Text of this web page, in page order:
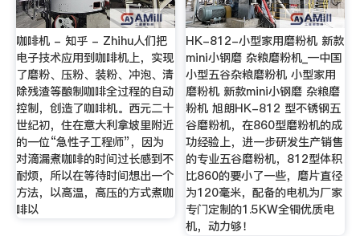
咖啡机 - 知乎 - Zhihu人们把
电子技术应用到咖啡机上，实现
了磨粉、压粉、装粉、冲泡、清
除残渣等酿制咖啡全过程的自动
控制，创造了咖啡机。西元二十
世纪初，住在意大利拿坡里附近
的一位“急性子工程师”，因为
对滴漏煮咖啡的时间过长感到不
耐烦，所以在等待时间想出一个
方法，以高温，高压的方式煮咖
啡以
HK-812-小型家用磨粉机 新款
mini小钢磨 杂粮磨粉机_—中国
小型五谷杂粮磨粉机 小型家用
磨粉机 新款mini小钢磨 杂粮磨
粉机 旭朗HK-812 型不锈钢五
谷磨粉机，在860型磨粉机的成
功经验上，进一步研发生产销售
的专业五谷磨粉机，812型体积
比860的要小了一些，磨片直径
为120毫米，配备的电机为厂家
专门定制的1.5KW全铜优质电
机，动力够！